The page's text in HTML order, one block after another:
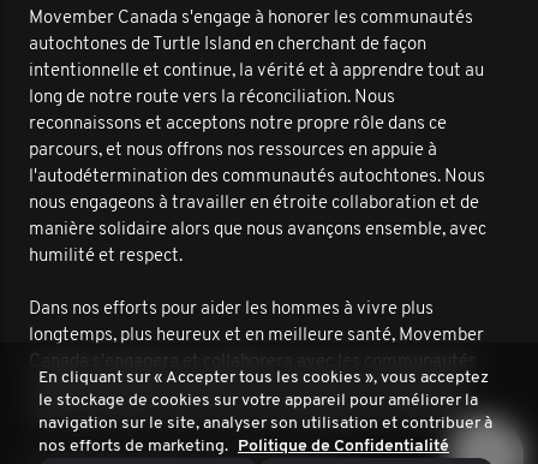
Movember Canada s'engage à honorer les communautés
autochtones de Turtle Island en cherchant de façon
intentionnelle et continue, la vérité et à apprendre tout au
long de notre route vers la réconciliation. Nous
reconnaissons et acceptons notre propre rôle dans ce
parcours, et nous offrons nos ressources en appuie à
l'autodétermination des communautés autochtones. Nous
nous engageons à travailler en étroite collaboration et de
manière solidaire alors que nous avançons ensemble, avec
humilité et respect.
Dans nos efforts pour aider les hommes à vivre plus
longtemps, plus heureux et en meilleure santé, Movember
autochtones pour améliorer les résultats en matière de
santé masculine. Nous sommes ensemble sur cette route.
En cliquant sur « Accepter tous les cookies », vous acceptez
le stockage de cookies sur votre appareil pour améliorer la
navigation sur le site, analyser son utilisation et contribuer à
nos efforts de marketing. Politique de Confidentialité